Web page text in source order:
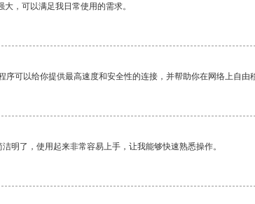
，可以满足我日常使用的需求。
序可以给你提供最高速度和安全性的连接，并帮助你在网络上自由
明了，使用起来非常容易上手，让我能够快速熟悉操作。